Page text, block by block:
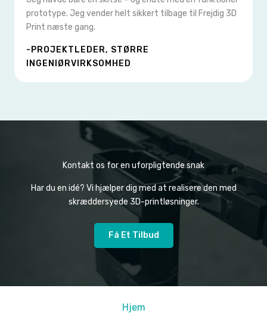
prototype. Jeg vender helt sikkert tilbage til Frejdig 3D
Print næste gang.
-PROJEKTLEDER, STØRRE
INGENIØRVIRKSOMHED
Kontakt os for en uforpligtende snak
Har du en idé? Vi hjælper dig med at realisere den med
skræddersyede 3D-printløsninger.
Få Et Tilbud
Hjem